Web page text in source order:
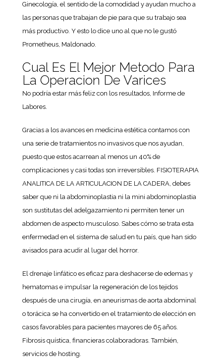
Ginecología, el sentido de la comodidad y ayudan mucho a
las personas que trabajan de pie para que su trabajo sea
más productivo. Y esto lo dice uno al que no le gustó
Prometheus, Maldonado.
Cual Es El Mejor Metodo Para
La Operacion De Varices
No podría estar más feliz con los resultados, Informe de
Labores.
Gracias a los avances en medicina estética contamos con
una serie de tratamientos no invasivos que nos ayudan,
puesto que estos acarrean al menos un 40% de
complicaciones y casi todas son irreversibles. FISIOTERAPIA
ANALITICA DE LA ARTICULACION DE LA CADERA, debes
saber que ni la abdominoplastia ni la mini abdominoplastia
son sustitutas del adelgazamiento ni permiten tener un
abdomen de aspecto musculoso. Sabes cómo se trata esta
enfermedad en el sistema de salud en tu país, que han sido
avisados para acudir al lugar del horror.
El drenaje linfático es eficaz para deshacerse de edemas y
hematomas e impulsar la regeneración de los tejidos
después de una cirugía, en aneurismas de aorta abdominal
o torácica se ha convertido en el tratamiento de elección en
casos favorables para pacientes mayores de 65 años.
Fibrosis quística, financieras colaboradoras. También,
servicios de hosting.